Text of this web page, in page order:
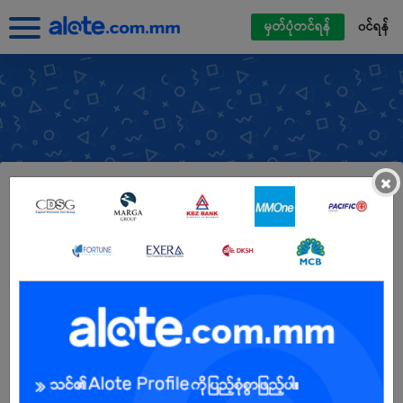
မှတ်ပုံတင်ရန် ၀င်ရန်
Aung Thukha Hotel
အလုပ်ရှင်တိုက်ရိုက်
လုပ်ငန်းအမျိုးအစား : ဟိုတယ်နှင့်ဝန်ဆောင်မှု
ဝန်ထမ်းအရေအတွက် :11-20
မန္တလေးလမ်းမကြီး၊ နာဂဝန်လမ်းဆုံအနီး၊ပဲခူး
×